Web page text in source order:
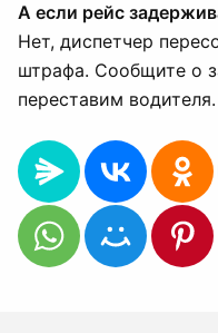
А если рейс
Нет, диспетчер
штрафа. Сообщите о
переставим водителя.